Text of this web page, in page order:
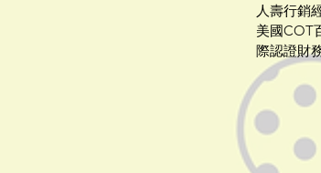
人壽行銷
美國COT
際認證財